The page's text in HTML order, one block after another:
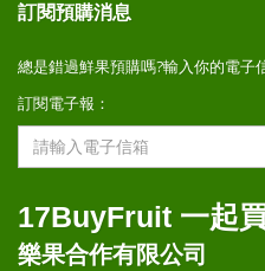
訂閱預購消息
總是錯過鮮果預購嗎?輸入你的電子
訂閱電子報：
17BuyFruit 一起
樂果合作有限公司